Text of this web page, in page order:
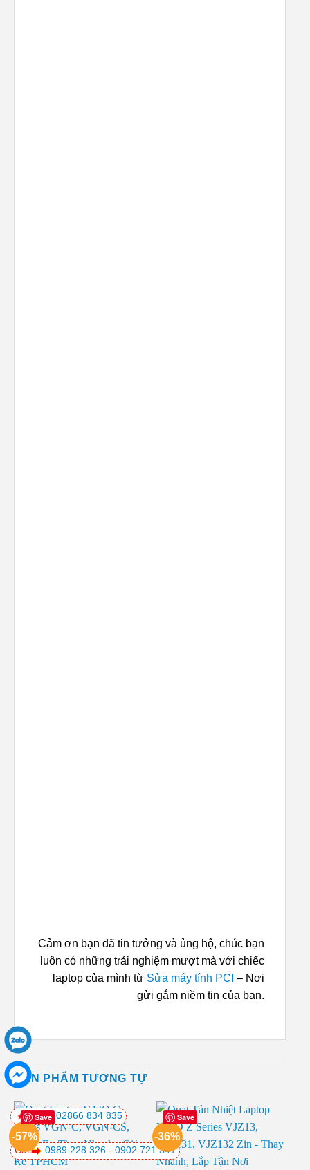
Cảm ơn bạn đã tin tưởng và ủng hộ, chúc bạn
luôn có những trải nghiệm mượt mà với chiếc
laptop của mình từ Sửa máy tính PCI – Nơi
gửi gắm niềm tin của bạn.
SẢN PHẨM TƯƠNG TỰ
Save
-57%
Save
-36%
Call 0989.228.326 - 0902.721.341
02866 834 835